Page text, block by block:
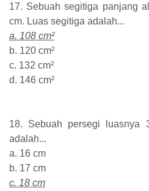
17. Sebuah segitiga panjang
cm. Luas segitiga adalah...
a. 108 cm²
b. 120 cm²
c. 132 cm²
d. 146 cm²
18. Sebuah persegi luasnya
adalah...
a. 16 cm
b. 17 cm
c. 18 cm